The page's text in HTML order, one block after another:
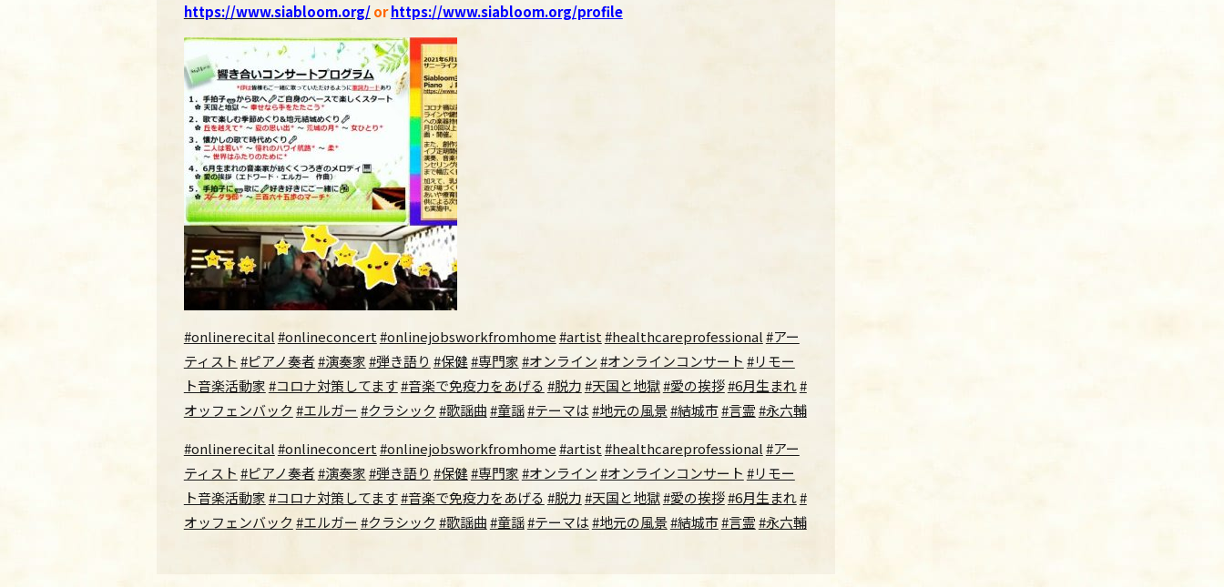
https://www.siabloom.org/orhttps://www.siabloom.org/profile
#onlinerecital#onlineconcert#onlinejobsworkfromhome#artist#healthcareprofessional#アー
ティスト #ピアノ奏者#演奏家#弾き語り #保健#専門家#オンライン#オンラインコンサート #リモー
ト音楽活動家#コロナ対策してます#音楽で免疫力をあげる #脱力#天国と地獄#愛の挨拶#6月生まれ#
オッフェンバック #エルガー #クラシック #歌謡曲#童謡#テーマは#地元の風景#結城市#言霊#永六輔
#onlinerecital#onlineconcert#onlinejobsworkfromhome#artist#healthcareprofessional#アー
ティスト #ピアノ奏者#演奏家#弾き語り #保健#専門家#オンライン#オンラインコンサート #リモー
ト音楽活動家#コロナ対策してます#音楽で免疫力をあげる #脱力#天国と地獄#愛の挨拶#6月生まれ#
オッフェンバック #エルガー #クラシック #歌謡曲#童謡#テーマは#地元の風景#結城市#言霊#永六輔